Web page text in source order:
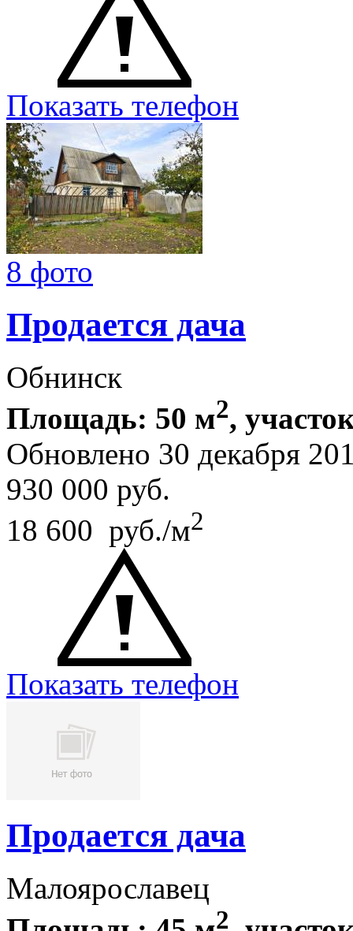
Показать телефон
8 фото
Продается дача
Обнинск
Площадь: 50 м2,
Обновлено 30 декабря
930 000 руб.
18 600 руб./м2
Показать телефон
Продается дача
Малоярославец
2